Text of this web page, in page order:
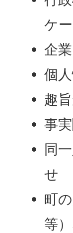
ケ
企
個
趣
事
同
せ
町
等